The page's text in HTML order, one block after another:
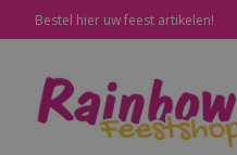
Bestel hier uw feest artikelen!